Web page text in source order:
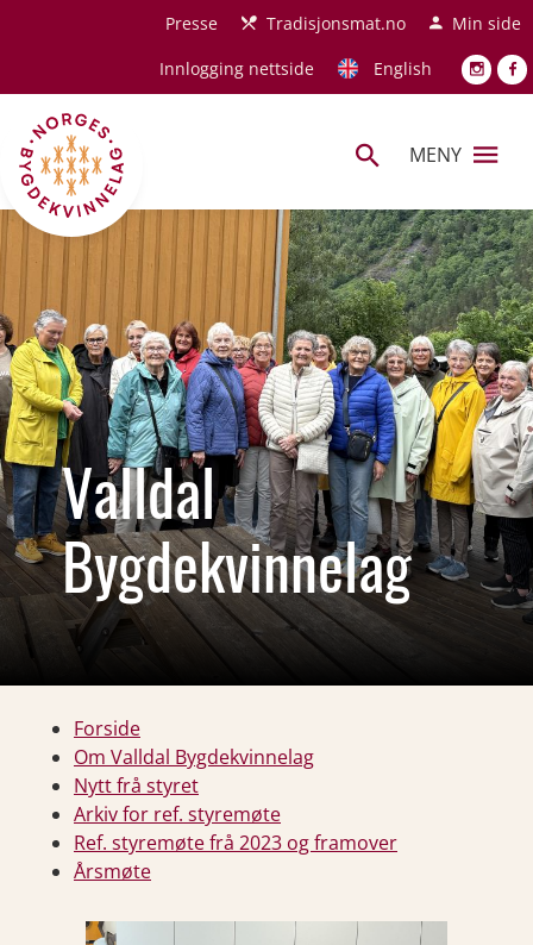
Hopp til hovedinnholdPresse Tradisjonsmat.no
Min side
Innlogging nettside
English
MENY
Valldal
Bygdekvinnelag
Forside
Om Valldal Bygdekvinnelag
Nytt frå styret
Arkiv for ref. styremøte
Ref. styremøte frå 2023 og framover
Årsmøte